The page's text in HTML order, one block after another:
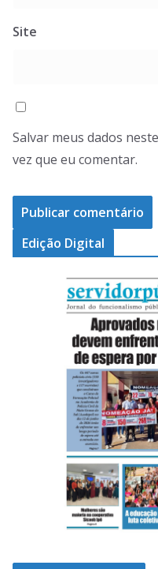
Site
Salvar meus dados
vez que eu comentar.
Edição Digital